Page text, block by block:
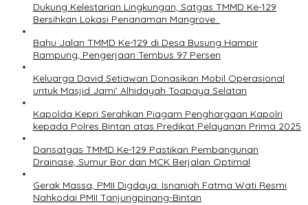
Dukung Kelestarian Lingkungan, Satgas TMMD Ke-129
Bersihkan Lokasi Penanaman Mangrove.
Bahu Jalan TMMD Ke-129 di Desa Busung Hampir
Rampung, Pengerjaan Tembus 97 Persen
Keluarga David Setiawan Donasikan Mobil Operasional
untuk Masjid Jami’ Alhidayah Toapaya Selatan
Kapolda Kepri Serahkan Piagam Penghargaan Kapolri
kepada Polres Bintan atas Predikat Pelayanan Prima 2025
Dansatgas TMMD Ke-129 Pastikan Pembangunan
Drainase, Sumur Bor dan MCK Berjalan Optimal
Gerak Massa, PMII Digdaya: Isnaniah Fatma Wati Resmi
Nahkodai PMII Tanjungpinang-Bintan